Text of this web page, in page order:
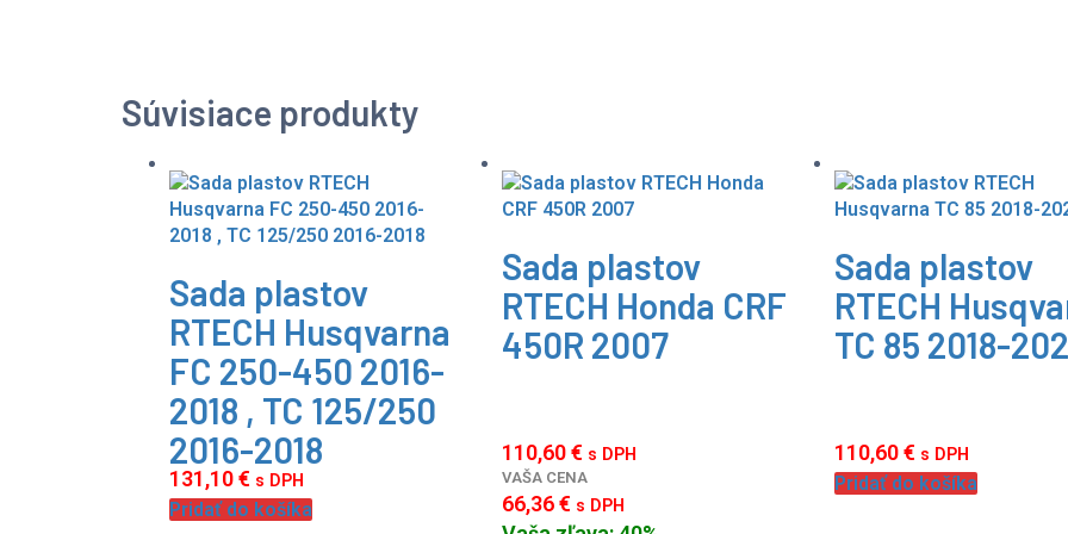
Súvisiace produkty
Sada plastov
RTECH Husqvarna
FC 250-450 2016-
2018 , TC 125/250
2016-2018
131,10€ s DPH
Pridať do košíka
Sada plastov
RTECH Honda CRF
450R 2007
110,60€ s DPH
VAŠA CENA
66,36€ s DPH
Sada plastov
RTECH
TC 85 2018-
110,60€ s DPH
Pridať do košíka